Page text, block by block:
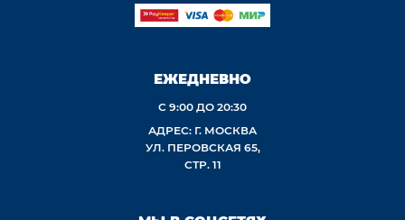
ЕЖЕДНЕВНО
С 9:00 ДО 20:30
АДРЕС: Г. МОСКВА
УЛ. ПЕРОВСКАЯ 65,
СТР. 11